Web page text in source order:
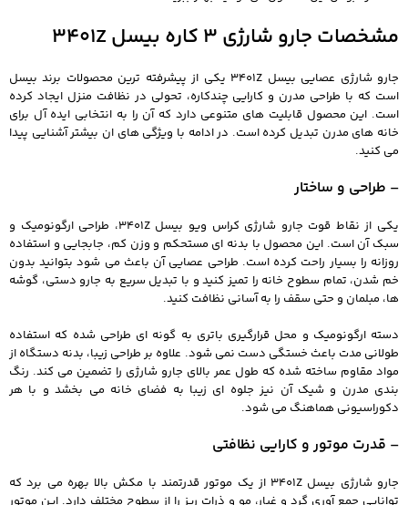
مشخصات جارو شارژی 3 کاره بیسل 3401Z
جارو شارژی عصایی بیسل 3401Z یکی از پیشرفته ترین محصولات برند بیسل
است که با طراحی مدرن و کارایی چندکاره، تحولی در نظافت منزل ایجاد کرده
است. این محصول قابلیت های متنوعی دارد که آن را به انتخابی ایده آل برای
خانه های مدرن تبدیل کرده است. در ادامه با ویژگی های ان بیشتر آشنایی پیدا
می کنید.
– طراحی و ساختار
یکی از نقاط قوت جارو شارژی کراس ویو بیسل 3401Z، طراحی ارگونومیک و
سبک آن است. این محصول با بدنه ای مستحکم و وزن کم، جابجایی و استفاده
روزانه را بسیار راحت کرده است. طراحی عصایی آن باعث می شود بتوانید بدون
خم شدن، تمام سطوح خانه را تمیز کنید و با تبدیل سریع به جارو دستی، گوشه
ها، مبلمان و حتی سقف را به آسانی نظافت کنید.
دسته ارگونومیک و محل قرارگیری باتری به گونه ای طراحی شده که استفاده
طولانی مدت باعث خستگی دست نمی شود. علاوه بر طراحی زیبا، بدنه دستگاه از
مواد مقاوم ساخته شده که طول عمر بالای جارو شارژی را تضمین می کند. رنگ
بندی مدرن و شیک آن نیز جلوه ای زیبا به فضای خانه می بخشد و با هر
دکوراسیونی هماهنگ می شود.
– قدرت موتور و کارایی نظافتی
جارو شارژی بیسل 3401Z از یک موتور قدرتمند با مکش بالا بهره می برد که
توانایی جمع آوری گرد و غبار، مو و ذرات ریز را از سطوح مختلف دارد. این موتور